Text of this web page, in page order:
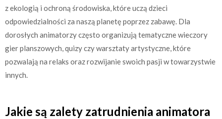
z ekologią i ochroną środowiska, które uczą dzieci
odpowiedzialności za naszą planetę poprzez zabawę. Dla
dorosłych animatorzy często organizują tematyczne wieczory
gier planszowych, quizy czy warsztaty artystyczne, które
pozwalają na relaks oraz rozwijanie swoich pasji w towarzystwie
innych.
Jakie są zalety zatrudnienia animatora